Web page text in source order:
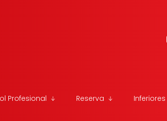
Profesional Reserva Inferiores